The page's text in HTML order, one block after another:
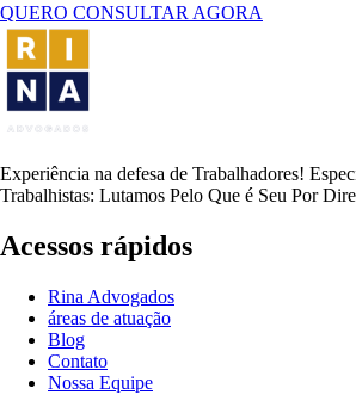
QUERO CONSULTAR AGORA
Experiência na defesa de Trabalhadores!
Trabalhistas: Lutamos Pelo Que é Seu Por
Acessos rápidos
Rina Advogados
áreas de atuação
Blog
Contato
Nossa Equipe